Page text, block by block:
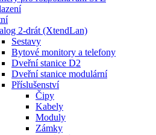
2-drát (XtendLan)
Sestavy
Bytové monitory a telefony
Dveřní stanice D2
Dveřní stanice modulární
Příslušenství
Čipy
Kabely
Moduly
Zámky